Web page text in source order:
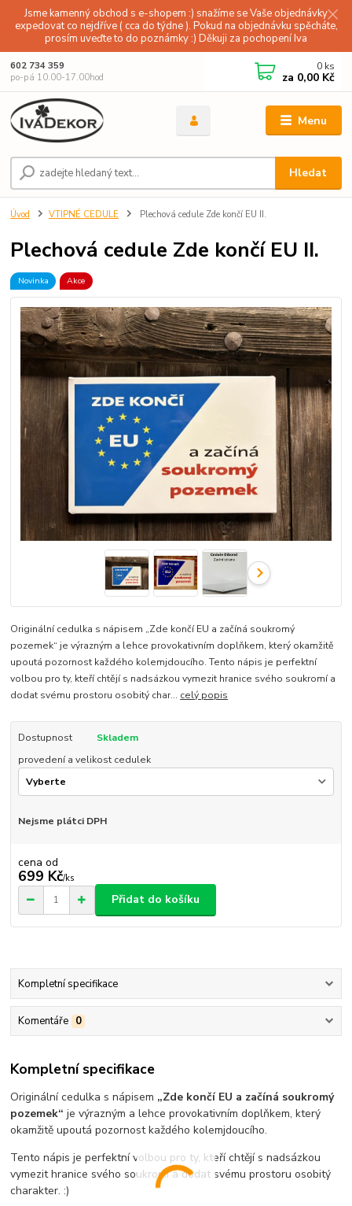
Jsme kamenný obchod s e-shopem :) snažíme se Vaše objednávky
expedovat co nejdříve ( cca do týdne ). Pokud na objednávku spěcháte,
prosím uveďte to do poznámky :) Děkuji za pochopení Iva
Menu
Hledat
602 734 359
po-pá 10.00-17.00hod
0 ks
za 0,00 Kč
Úvod VTIPNÉ CEDULE Plechová cedule Zde končí EU II.
Plechová cedule Zde končí EU II.
Novinka Akce
Originální cedulka s nápisem „Zde končí EU a začíná soukromý
pozemek“ je výrazným a lehce provokativním doplňkem, který okamžitě
upoutá pozornost každého kolemjdoucího. Tento nápis je perfektní
volbou pro ty, kteří chtějí s nadsázkou vymezit hranice svého soukromí a
dodat svému prostoru osobitý char... celý popis
Dostupnost
Skladem
provedení a velikost cedulek
Nejsme plátci DPH
cena od
699 Kč/ks
Přidat do košíku
Kompletní specifikace
Komentáře 0
Kompletní specifikace
Originální cedulka s nápisem „Zde končí EU a začíná soukromý
pozemek“ je výrazným a lehce provokativním doplňkem, který
okamžitě upoutá pozornost každého kolemjdoucího.
Tento nápis je perfektní volbou pro ty, kteří chtějí s nadsázkou
vymezit hranice svého soukromí a dodat svému prostoru osobitý
charakter. :)